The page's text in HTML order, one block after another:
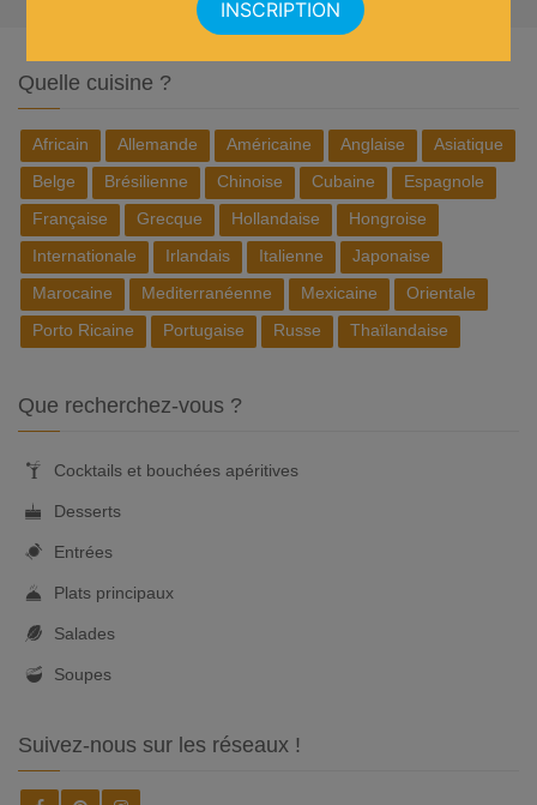
Quelle cuisine ?
Africain Allemande Américaine Anglaise
Asiatique
Belge
Brésilienne Chinoise Cubaine
Espagnole
Française
Grecque Hollandaise
Hongroise
Internationale
Irlandais Italienne
Japonaise
Marocaine
Mediterranéenne Mexicaine
Orientale
Porto Ricaine
Portugaise Russe Thaïlandaise
Que recherchez-vous ?
Cocktails et bouchées apéritives
Desserts
Entrées
Plats principaux
Salades
Soupes
Suivez-nous sur les réseaux !